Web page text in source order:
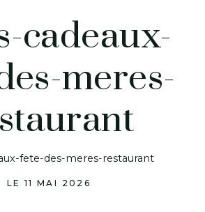
cadeaux-
meres-
fete-des-meres-restaurant
LE 11 MAI 2026